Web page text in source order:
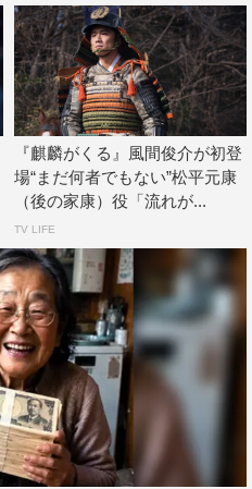
『麒麟がくる』風間俊介が初登
場“まだ何者でもない”松平元康
（後の家康）役「流れが...
TV LIFE